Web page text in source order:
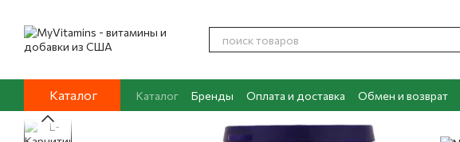
Каталог Каталог Бренды Оплата и доставка Обмен и возврат
Контакты
О нас Блог